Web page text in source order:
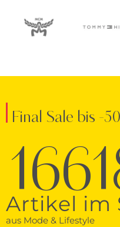
Final Sale bis -
Artikel im
aus Mode & Lifestyle